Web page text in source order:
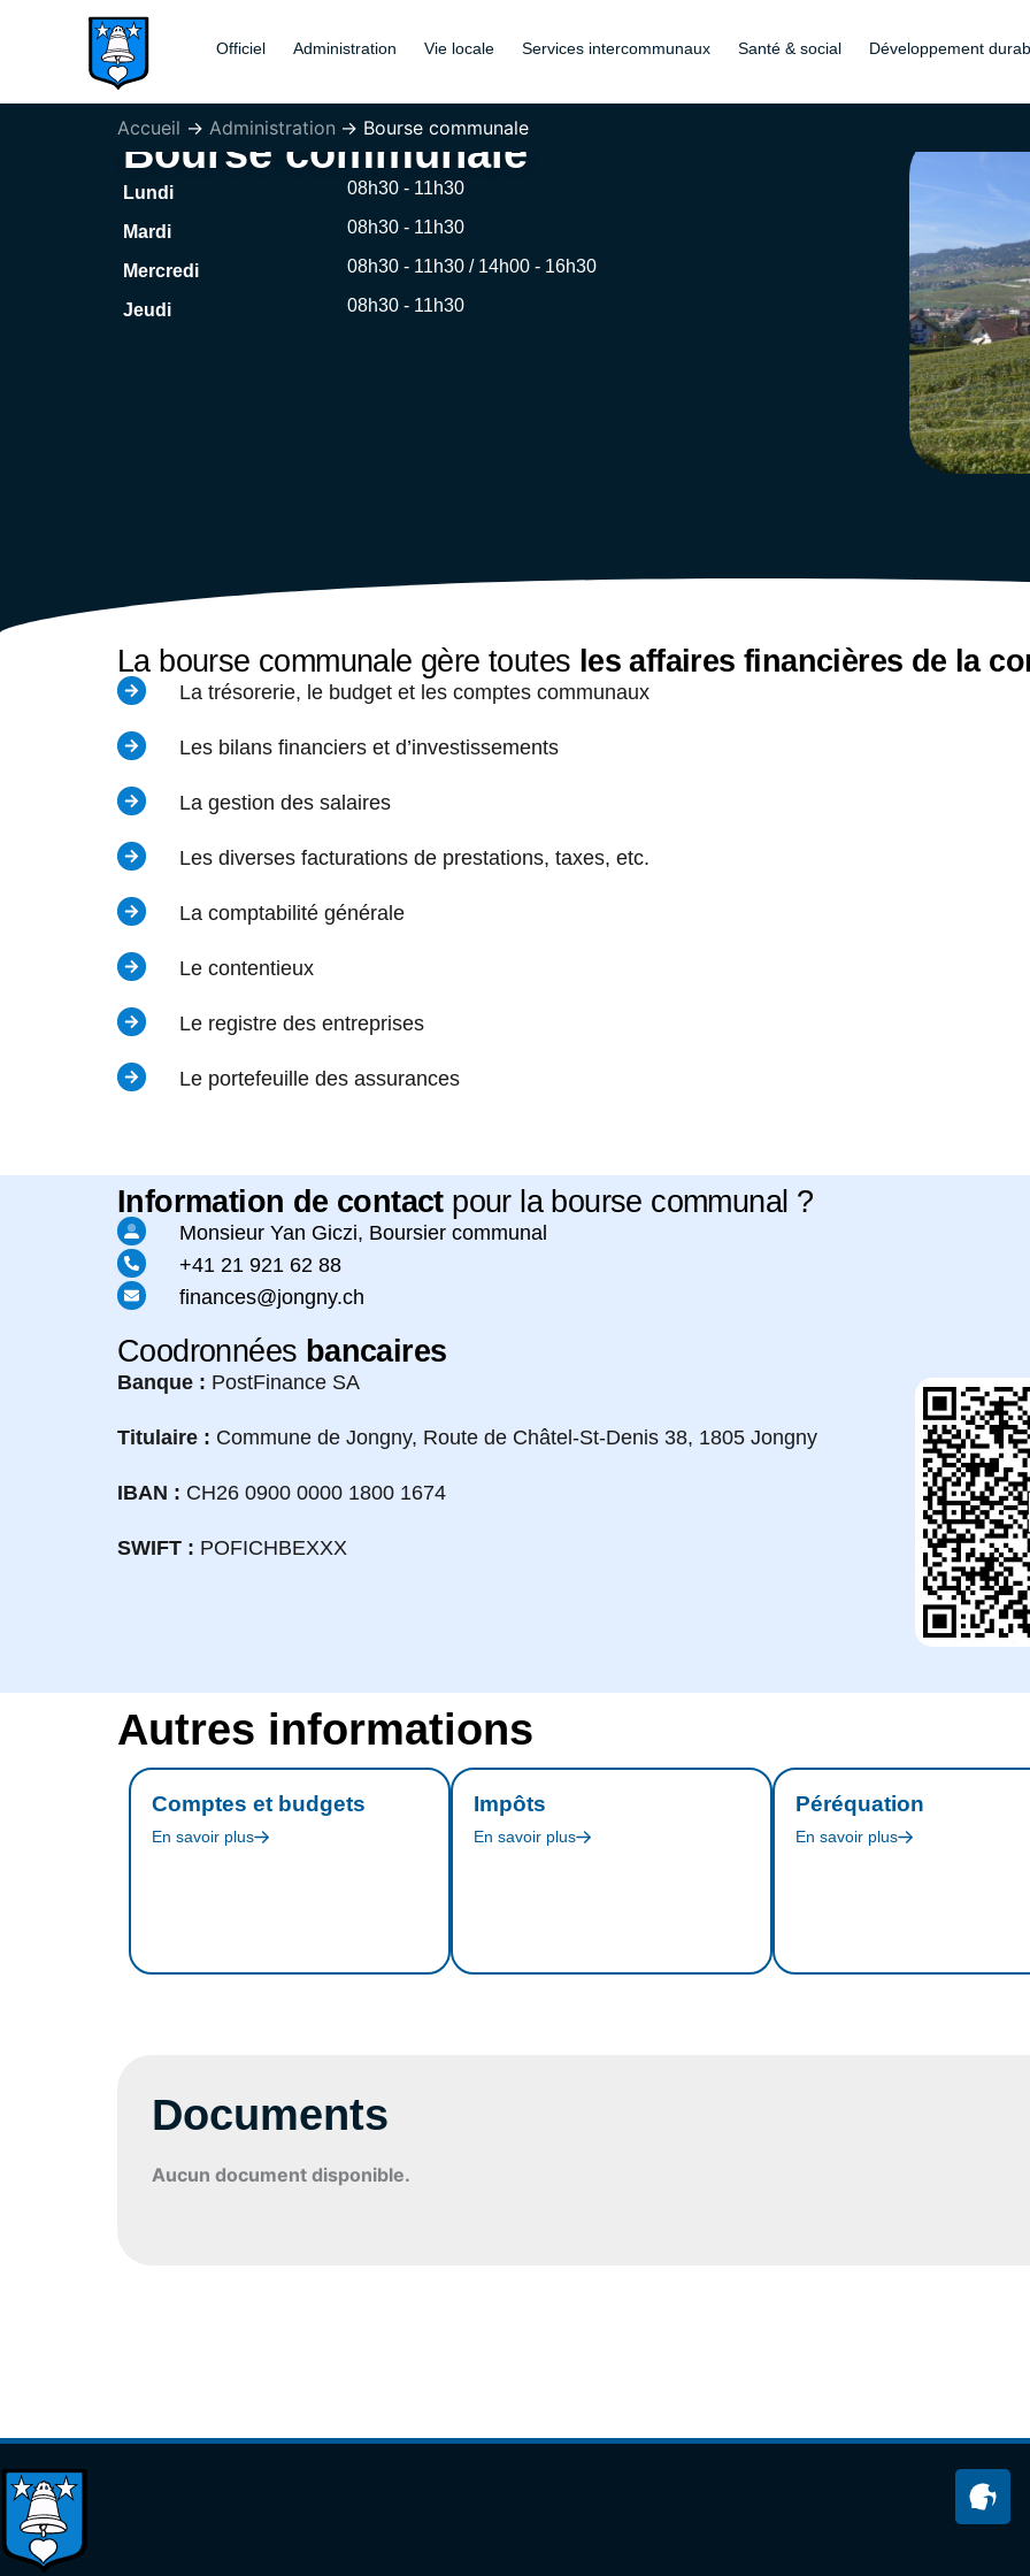
Officiel Administration Vie locale Services intercommunaux Santé & social Développement
Accueil Administration Bourse communale
Bourse communale
Lundi 08h30 - 11h30
Mardi 08h30 - 11h30
Mercredi 08h30 - 11h30 / 14h00 - 16h30
Jeudi 08h30 - 11h30
La bourse communale gère toutes les affaires financières de la
La trésorerie, le budget et les comptes communaux
Les bilans financiers et d’investissements
La gestion des salaires
Les diverses facturations de prestations, taxes, etc.
La comptabilité générale
Le contentieux
Le registre des entreprises
Le portefeuille des assurances
Information de contactpour la bourse communal ?
Monsieur Yan Giczi, Boursier communal
+41 21 921 62 88
finances@jongny.ch
Coodronnées bancaires
Banque : PostFinance SA
Titulaire : Commune de Jongny, Route de Châtel-St-Denis 38, 1805 Jongny
IBAN : CH26 0900 0000 1800 1674
SWIFT : POFICHBEXXX
Autres informations
Comptes et budgets
En savoir plus
Impôts
En savoir plus
Péréquation
En savoir plus
Documents
Aucun document disponible.